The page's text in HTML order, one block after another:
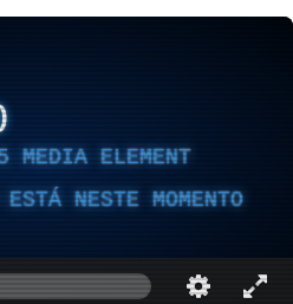
MEDIA ELEMENT
NESTE MOMENTO